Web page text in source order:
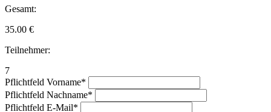
Gesamt:
35.00 €
Teilnehmer:
7
Pflichtfeld Vorname*
Pflichtfeld Nachname*
Pflichtfeld E-Mail*